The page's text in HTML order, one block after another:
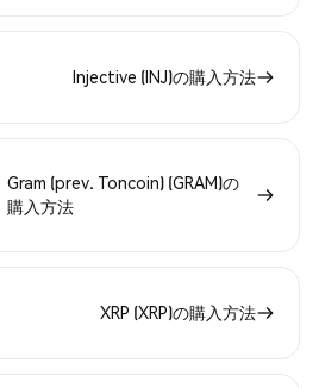
Injective (INJ)の購入方法
Gram (prev. Toncoin) (GRAM)の
購入方法
XRP (XRP)の購入方法